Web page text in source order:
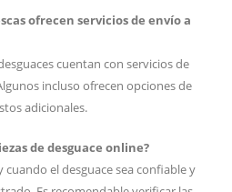
ofrecen servicios de envío a
cuentan con servicios de
incluso ofrecen opciones de
adicionales.
de desguace online?
cuando el desguace sea confiable y